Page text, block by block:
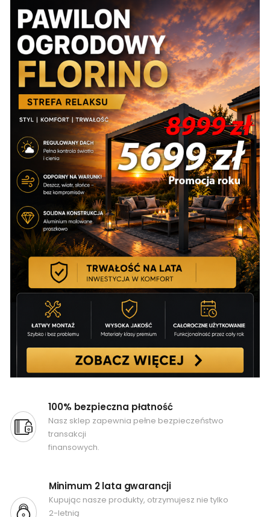
100% bezpieczna płatność
Nasz sklep zapewnia pełne bezpieczeństwo
transakcji
finansowych.
Minimum 2 lata gwarancji
Kupując nasze produkty, otrzymujesz nie tylko
2-letnią